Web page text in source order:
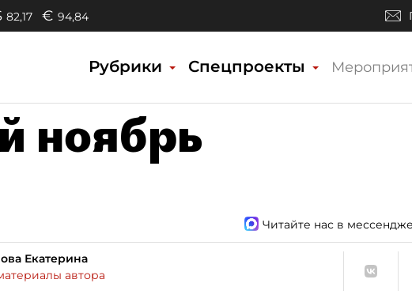
82,17 € 94,84
Рубрики Спецпроекты
ноябрь
Читайте нас в
Екатерина
автора